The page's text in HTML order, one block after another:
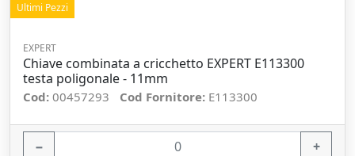
Ultimi Pezzi
EXPERT
Chiave combinata a cricchetto EXPERT E113300
testa poligonale - 11mm
Cod: 00457293 Cod Fornitore: E113300
− +